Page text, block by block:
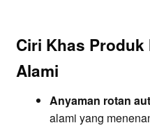
Ciri Khas Produk
Alami
Anyaman rotan
alami yang